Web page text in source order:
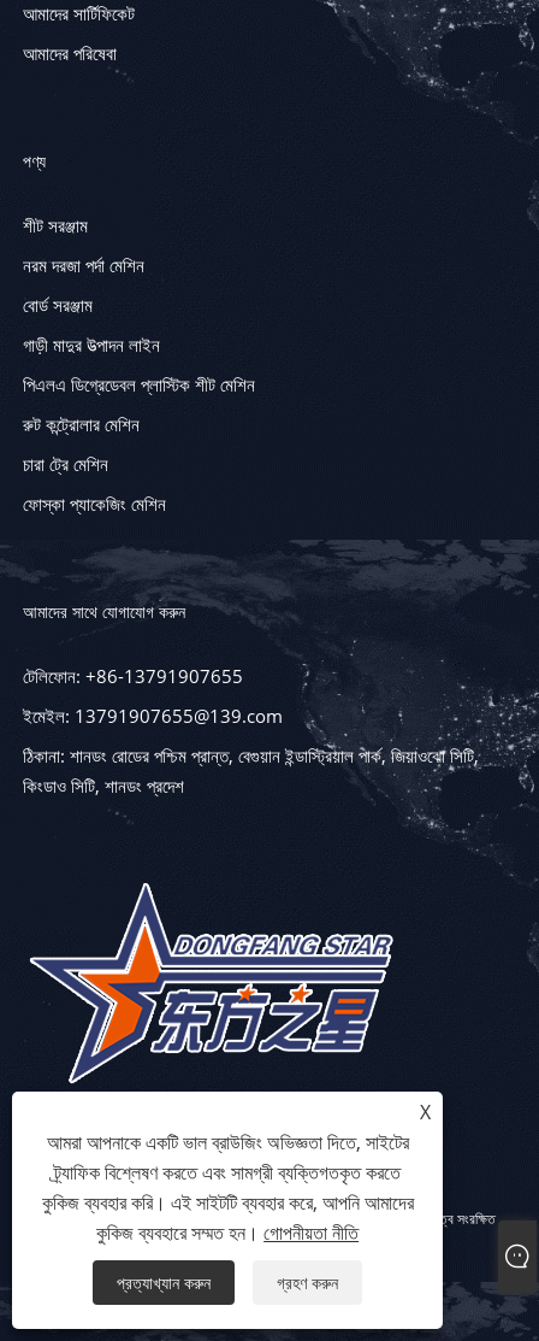
আমাদের সার্টিফিকেট
আমাদের পরিষেবা
পণ্য
শীট সরঞ্জাম
নরম দরজা পর্দা মেশিন
বোর্ড সরঞ্জাম
গাড়ী মাদুর উত্পাদন লাইন
পিএলএ ডিগ্রেডেবল প্লাস্টিক শীট মেশিন
রুট কন্ট্রোলার মেশিন
চারা ট্রে মেশিন
ফোস্কা প্যাকেজিং মেশিন
আমাদের সাথে যোগাযোগ করুন
টেলিফোন: +86-13791907655
ইমেইল: 13791907655@139.com
ঠিকানা: শানডং রোডের পশ্চিম প্রান্ত, বেগুয়ান ইন্ডাস্ট্রিয়াল পার্ক, জিয়াওঝো সিটি,
কিংডাও সিটি, শানডং প্রদেশ
কপিরাইট © 2023 Qingdao Eaststar Plastic Machinery Co.,Ltd. সর্বস্বত্ব সংরক্ষিত
Sitemap RSS XML গোপনীয়তা নীতি
X
আমরা আপনাকে একটি ভাল ব্রাউজিং অভিজ্ঞতা দিতে, সাইটের
ট্র্যাফিক বিশ্লেষণ করতে এবং সামগ্রী ব্যক্তিগতকৃত করতে
কুকিজ ব্যবহার করি। এই সাইটটি ব্যবহার করে, আপনি আমাদের
কুকিজ ব্যবহারে সম্মত হন।গোপনীয়তা নীতি
প্রত্যাখ্যান করুন গ্রহণ করুন